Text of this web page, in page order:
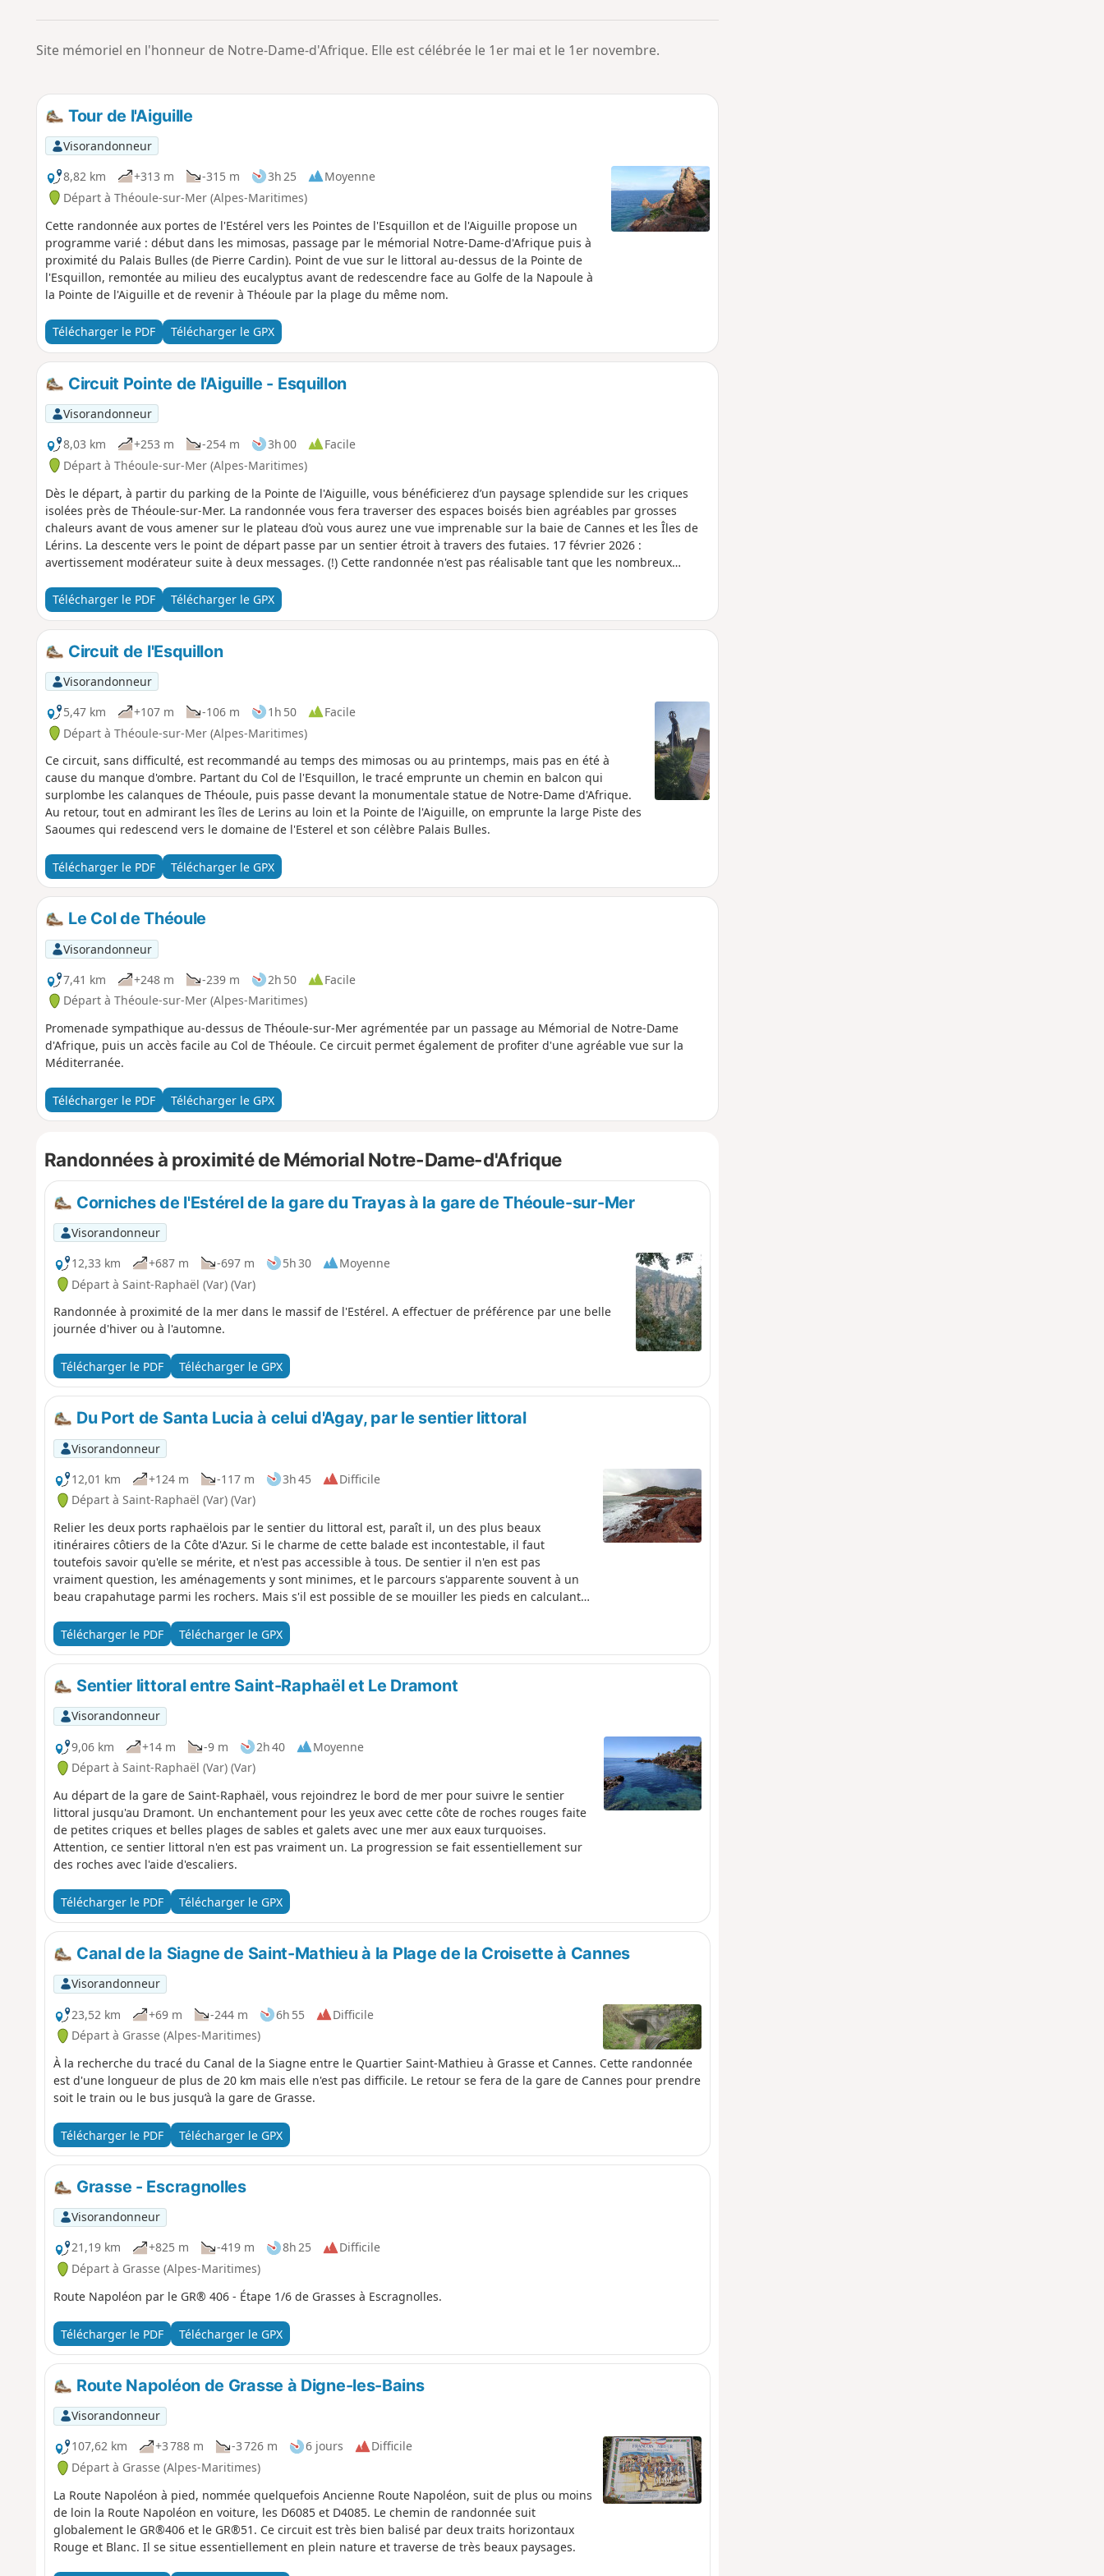
a
p
o
Site mémoriel en l'honneur de Notre-Dame-d'Afrique. Elle est célébrée le 1er mai et le 1er novembre.
Tour de l'Aiguille
Visorandonneur
8,82 km
+313 m -315 m 3h 25
Moyenne
Départ à Théoule-sur-Mer (Alpes-Maritimes)
Cette randonnée aux portes de l'Estérel vers les Pointes de l'Esquillon et de l'Aiguille propose un
programme varié : début dans les mimosas, passage par le mémorial Notre-Dame-d'Afrique puis à
proximité du Palais Bulles (de Pierre Cardin). Point de vue sur le littoral au-dessus de la Pointe de
l'Esquillon, remontée au milieu des eucalyptus avant de redescendre face au Golfe de la Napoule à
la Pointe de l'Aiguille et de revenir à Théoule par la plage du même nom.
Télécharger le PDF Télécharger le GPX
Circuit Pointe de l'Aiguille - Esquillon
Visorandonneur
8,03 km
+253 m -254 m 3h 00
Facile
Départ à Théoule-sur-Mer (Alpes-Maritimes)
Dès le départ, à partir du parking de la Pointe de l'Aiguille, vous bénéficierez d’un paysage splendide sur les criques
isolées près de Théoule-sur-Mer. La randonnée vous fera traverser des espaces boisés bien agréables par grosses
chaleurs avant de vous amener sur le plateau d’où vous aurez une vue imprenable sur la baie de Cannes et les Îles de
Lérins. La descente vers le point de départ passe par un sentier étroit à travers des futaies. 17 février 2026 :
avertissement modérateur suite à deux messages. (!) Cette randonnée n'est pas réalisable tant que les nombreux
Télécharger le PDF
Télécharger le GPX
Circuit de l'Esquillon
Visorandonneur
5,47 km
+107 m -106 m 1h 50
Facile
Départ à Théoule-sur-Mer (Alpes-Maritimes)
Ce circuit, sans difficulté, est recommandé au temps des mimosas ou au printemps, mais pas en été à
cause du manque d'ombre. Partant du Col de l'Esquillon, le tracé emprunte un chemin en balcon qui
surplombe les calanques de Théoule, puis passe devant la monumentale statue de Notre-Dame d'Afrique.
Au retour, tout en admirant les îles de Lerins au loin et la Pointe de l'Aiguille, on emprunte la large Piste des
Saoumes qui redescend vers le domaine de l'Esterel et son célèbre Palais Bulles.
Télécharger le PDF Télécharger le GPX
Le Col de Théoule
Visorandonneur
7,41 km
+248 m -239 m 2h 50
Facile
Départ à Théoule-sur-Mer (Alpes-Maritimes)
Promenade sympathique au-dessus de Théoule-sur-Mer agrémentée par un passage au Mémorial de Notre-Dame
d'Afrique, puis un accès facile au Col de Théoule. Ce circuit permet également de profiter d'une agréable vue sur la
Méditerranée.
Télécharger le PDF Télécharger le GPX
Randonnées à proximité de Mémorial Notre-Dame-d'Afrique
Corniches de l'Estérel de la gare du Trayas à la gare de Théoule-sur-Mer
Visorandonneur
12,33 km
+687 m -697 m 5h 30
Moyenne
Départ à Saint-Raphaël (Var) (Var)
Randonnée à proximité de la mer dans le massif de l'Estérel. A effectuer de préférence par une belle
journée d'hiver ou à l'automne.
Télécharger le PDF Télécharger le GPX
Du Port de Santa Lucia à celui d'Agay, par le sentier littoral
Visorandonneur
12,01 km
+124 m -117 m 3h 45
Difficile
Départ à Saint-Raphaël (Var) (Var)
Relier les deux ports raphaëlois par le sentier du littoral est, paraît il, un des plus beaux
itinéraires côtiers de la Côte d'Azur. Si le charme de cette balade est incontestable, il faut
toutefois savoir qu'elle se mérite, et n'est pas accessible à tous. De sentier il n'en est pas
vraiment question, les aménagements y sont minimes, et le parcours s'apparente souvent à un
beau crapahutage parmi les rochers. Mais s'il est possible de se mouiller les pieds en calculant
risque de se tromper car le balisage (Jaune) est au top. Et quel bonheur de surplomber du haut
du Dramont, tout le parcours et bien au-delà. Attention, une partie du contournement du
Dramont serait actuellement impraticable, du fait d'un éboulement. Utiliser les chemins
forestiers voisins pour rejoindre la pointe de Camp long
Télécharger le PDF Télécharger le GPX
Sentier littoral entre Saint-Raphaël et Le Dramont
Visorandonneur
9,06 km
+14 m -9 m 2h 40
Moyenne
Départ à Saint-Raphaël (Var) (Var)
Au départ de la gare de Saint-Raphaël, vous rejoindrez le bord de mer pour suivre le sentier
littoral jusqu'au Dramont. Un enchantement pour les yeux avec cette côte de roches rouges faite
de petites criques et belles plages de sables et galets avec une mer aux eaux turquoises.
Attention, ce sentier littoral n'en est pas vraiment un. La progression se fait essentiellement sur
des roches avec l'aide d'escaliers.
Télécharger le PDF Télécharger le GPX
Canal de la Siagne de Saint-Mathieu à la Plage de la Croisette à Cannes
Visorandonneur
23,52 km
+69 m -244 m 6h 55
Difficile
Départ à Grasse (Alpes-Maritimes)
À la recherche du tracé du Canal de la Siagne entre le Quartier Saint-Mathieu à Grasse et Cannes. Cette randonnée
est d'une longueur de plus de 20 km mais elle n'est pas difficile. Le retour se fera de la gare de Cannes pour prendre
soit le train ou le bus jusqu’à la gare de Grasse.
Télécharger le PDF Télécharger le GPX
Grasse - Escragnolles
Visorandonneur
21,19 km
+825 m -419 m 8h 25
Difficile
Départ à Grasse (Alpes-Maritimes)
Route Napoléon par le GR® 406 - Étape 1/6 de Grasses à Escragnolles.
Télécharger le PDF Télécharger le GPX
Route Napoléon de Grasse à Digne-les-Bains
Visorandonneur
107,62 km
+3 788 m -3 726 m 6 jours
Difficile
Départ à Grasse (Alpes-Maritimes)
La Route Napoléon à pied, nommée quelquefois Ancienne Route Napoléon, suit de plus ou moins
de loin la Route Napoléon en voiture, les D6085 et D4085. Le chemin de randonnée suit
globalement le GR®406 et le GR®51. Ce circuit est très bien balisé par deux traits horizontaux
Rouge et Blanc. Il se situe essentiellement en plein nature et traverse de très beaux paysages.